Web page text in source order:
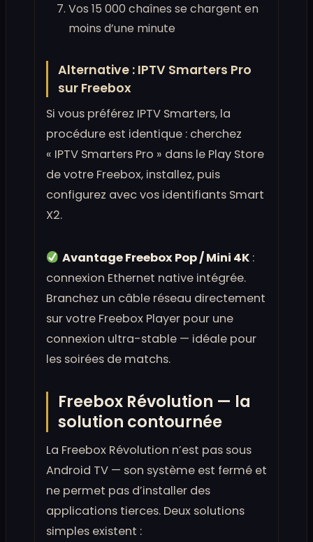
Vos 15 000 chaînes se chargent en
moins d’une minute
Alternative : IPTV Smarters Pro
sur Freebox
Si vous préférez IPTV Smarters, la
procédure est identique : cherchez
« IPTV Smarters Pro » dans le Play Store
de votre Freebox, installez, puis
configurez avec vos identifiants Smart
X2.
Avantage Freebox Pop / Mini 4K:
connexion Ethernet native intégrée.
Branchez un câble réseau directement
sur votre Freebox Player pour une
connexion ultra-stable — idéale pour
les soirées de matchs.
Freebox Révolution — la
solution contournée
La Freebox Révolution n’est pas sous
Android TV — son système est fermé et
ne permet pas d’installer des
applications tierces. Deux solutions
simples existent :